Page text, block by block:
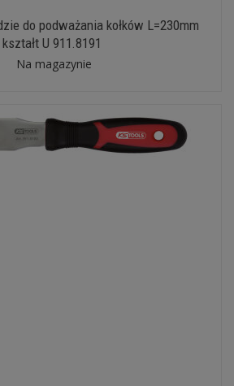
do podważania kołków L=230mm
kształt U 911.8191
Na magazynie